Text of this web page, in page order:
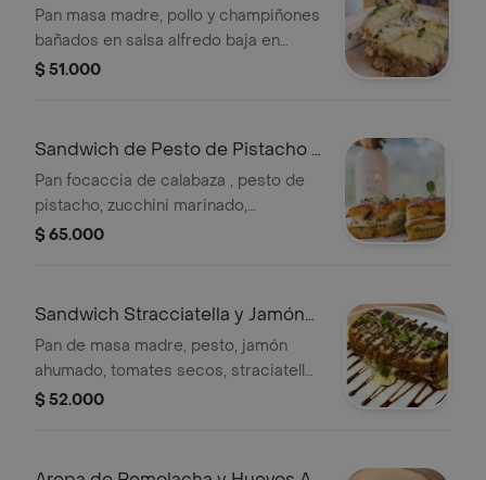
Champiñones
Pan masa madre, pollo y champiñones
bañados en salsa alfredo baja en
calorías, queso mozarella de bufala,
$ 51.000
Sandwich de Pesto de Pistacho y
Zucchini
Pan focaccia de calabaza , pesto de
pistacho, zucchini marinado,
straciatella, pechuga de pollo sin
$ 65.000
Sandwich Stracciatella y Jamón
Ahumado
Pan de masa madre, pesto, jamón
ahumado, tomates secos, straciatella
de bufala, reducción balsámico,
$ 52.000